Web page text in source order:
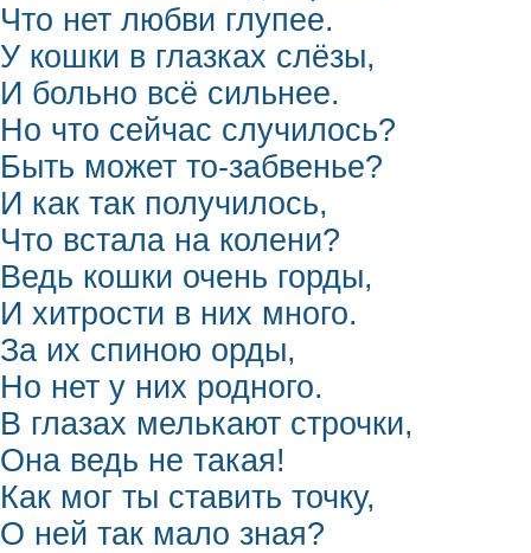
Что нет любви глупее.
У кошки в глазках слёзы,
И больно всё сильнее.
Но что сейчас случилось?
Быть может то-забвенье?
И как так получилось,
Что встала на колени?
Ведь кошки очень горды,
И хитрости в них много.
За их спиною орды,
Но нет у них родного.
В глазах мелькают строчки,
Она ведь не такая!
Как мог ты ставить точку,
О ней так мало зная?